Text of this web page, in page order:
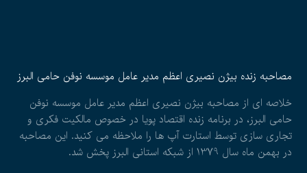
مصاحبه زنده بیژن نصیری اعظم مدیر عامل موسسه نوفن حامی البرز
خلاصه ای از مصاحبه بیژن نصیری اعظم مدیر عامل موسسه نوفن
حامی البرز، در برنامه زنده اقتصاد پویا در خصوص مالکیت فکری و
تجاری سازی توسط استارت آپ ها را ملاحظه می کنید. این مصاحبه
در بهمن ماه سال 1379 از شبکه استانی البرز پخش شد.